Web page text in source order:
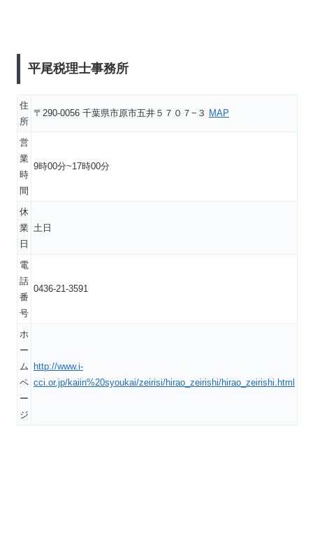
平尾税理士事務所
住
所
〒290-0056 千葉県市原市五井５７０７−３ MAP
営
業
時
間
9時00分~17時00分
休
業
日
土日
電
話
番
号
0436-21-3591
ホ
ー
ム
ペ
ー
ジ
http://www.i-
cci.or.jp/kaiin%20syoukai/zeirisi/hirao_zeirishi/hirao_zeirishi.html